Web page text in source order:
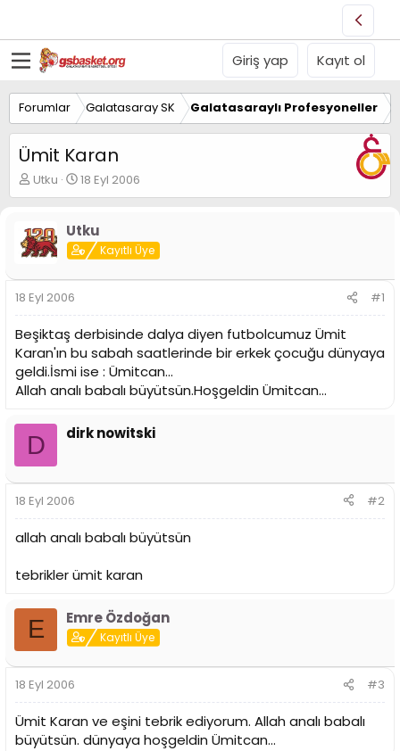
Giriş yap Kayıt ol
Forumlar Galatasaray SK Galatasaraylı Profesyoneller
Ümit Karan
K
o
u
y
u
B
a
ş
a
t
a
n
Utku
B
a
l
a
n
g
a
r
i
h
18 Eyl 2006
Utku
Kayıtlı Üye
18 Eyl 2006 #1
Beşiktaş derbisinde dalya diyen futbolcumuz Ümit
Karan'ın bu sabah saatlerinde bir erkek çocuğu dünyaya
geldi.İsmi ise : Ümitcan...
Allah analı babalı büyütsün.Hoşgeldin Ümitcan...
D dirk nowitski
18 Eyl 2006 #2
allah analı babalı büyütsün
tebrikler ümit karan
E Emre Özdoğan
Kayıtlı Üye
18 Eyl 2006 #3
Ümit Karan ve eşini tebrik ediyorum. Allah analı babalı
büyütsün. dünyaya hoşgeldin Ümitcan...